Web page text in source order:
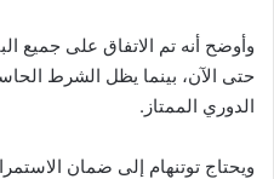
وأوضح أنه تم الاتفاق على جميع
حتى الآن، بينما يظل الشرط
الدوري الممتاز.
ويحتاج توتنهام إلى ضمان